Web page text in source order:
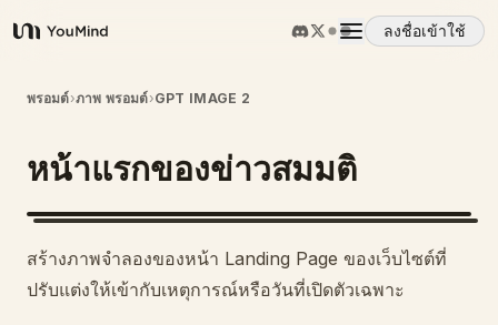
YouMind
ลงชื่อเข้าใช้
ภาพรวม
กรณีการใช้งาน
พรอมต์›ภาพ พรอมต์›GPT IMAGE 2
หน้าแรกของข่าวสมมติ
สร้างภาพจำลองของหน้า Landing Page ของเว็บไซต์ที่
ปรับแต่งให้เข้ากับเหตุการณ์หรือวันที่เปิดตัวเฉพาะ